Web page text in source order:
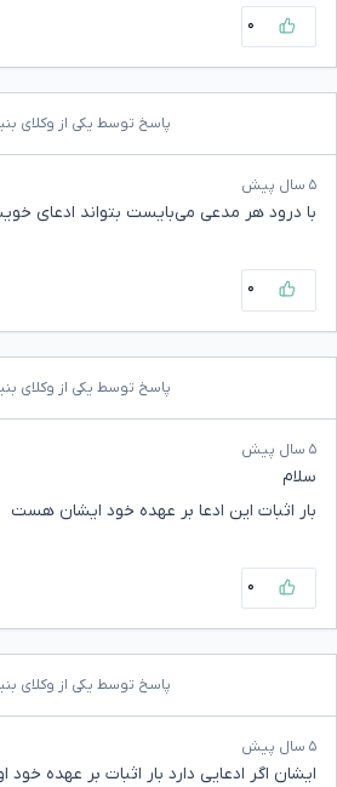
۰
پاسخ توسط یکی از وکلای
۵ سال پیش
با درود هر مدعی می‌بایست بتواند ادعای
۰
پاسخ توسط یکی از وکلای
۵ سال پیش
سلام
بار اثبات این ادعا بر عهده خود ایشان هست
۰
پاسخ توسط یکی از وکلای
۵ سال پیش
ایشان اگر ادعایی دارد بار اثبات بر عهده